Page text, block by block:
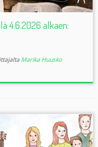
4.6.2026 alkaen:
Marika Huusko